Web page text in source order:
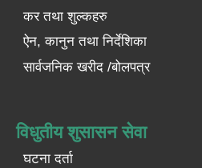
कर तथा शुल्कहरु
ऐन, कानुन तथा निर्देशिका
सार्वजनिक खरीद /बोलपत्र
विधुतीय शुसासन सेवा
घटना दर्ता